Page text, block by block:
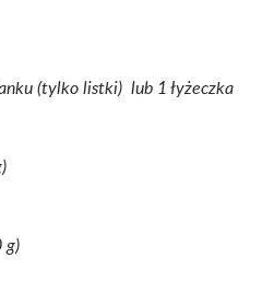
(tylko listki) lub 1 łyżeczka
g)